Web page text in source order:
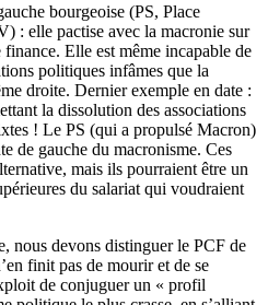
bourgeoise (PS, Place
: elle pactise avec la macronie sur
Elle est même incapable de
politiques infâmes que la
droite. Dernier exemple en date :
la dissolution des associations
! Le PS (qui a propulsé Macron)
de gauche du macronisme. Ces
mais ils pourraient être un
du salariat qui voudraient
nous devons distinguer le PCF de
finit pas de mourir et de se
de conjuguer un « profil